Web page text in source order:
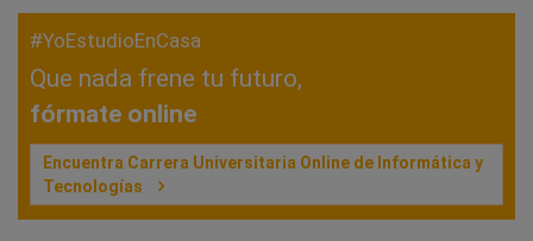
#YoEstudioEnCasa
Que nada frene tu futuro,
fórmate online
Encuentra Carrera Universitaria Online de Informática y
Tecnologías